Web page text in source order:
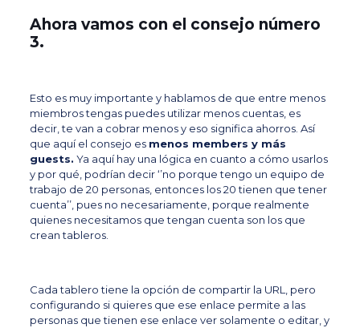
Ahora vamos con el consejo número
3.
Esto es muy importante y hablamos de que entre menos
miembros tengas puedes utilizar menos cuentas, es
decir, te van a cobrar menos y eso significa ahorros. Así
que aquí el consejo es menos members y más
guests. Ya aquí hay una lógica en cuanto a cómo usarlos
y por qué, podrían decir ‘’no porque tengo un equipo de
trabajo de 20 personas, entonces los 20 tienen que tener
cuenta’’, pues no necesariamente, porque realmente
quienes necesitamos que tengan cuenta son los que
crean tableros.
Cada tablero tiene la opción de compartir la URL, pero
configurando si quieres que ese enlace permite a las
personas que tienen ese enlace ver solamente o editar, y